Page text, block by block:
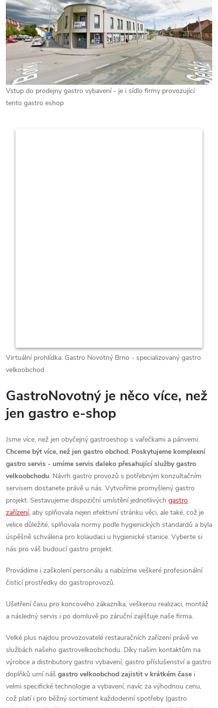
Vstup do prodejny gastro vybavení - je i sídlo firmy provozující
tento gastro eshop
Virtuální prohlídka: Gastro Novotný Brno - specializovaný gastro
velkoobchod
GastroNovotný je něco více, než
jen gastro e-shop
Jsme více, než jen obyčejný gastroeshop s vařečkami a pánvemi.
Chceme být více, než jen gastro obchod. Poskytujeme komplexní
gastro servis - umíme servis daleko přesahující služby gastro
velkoobchodu. Návrh gastro provozů s potřebným konzultačním
servisem dostanete právě u nás. Vytvoříme promyšlený gastro
projekt. Sestavujeme dispoziční umístění jednotlivých gastro
zařízení, aby splňovala nejen efektivní stránku věci, ale také, což je
velice důležité, splňovala normy podle hygienických standardů a byla
úspěšně schválena pro kolaudaci u hygienické stanice. Vyberte si
nás pro váš budoucí gastro projekt.
Provádíme i zaškolení personálu a nabízíme veškeré profesionální
čisticí prostředky do gastroprovozů.
Ušetření času pro koncového zákazníka, veškerou realizaci, montáž
a následný servis i po domluvě po záruční zajišťuje naše firma.
Velké plus najdou provozovatelé restauračních zařízení právě ve
službách našeho gastrovelkoobchodu. Díky našim kontaktům na
výrobce a distributory gastro vybavení, gastro příslušenství a gastro
doplňků umí náš gastro velkoobchod zajistit v krátkém čase i
velmi specifické technologie a vybavení, navíc za výhodnou cenu,
což platí i pro běžný sortiment každodenní spotřeby (gastro